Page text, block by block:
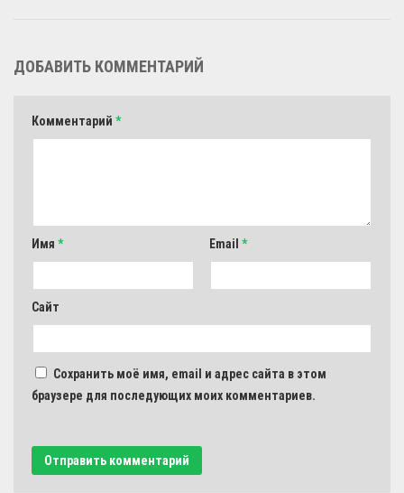
ДОБАВИТЬ КОММЕНТАРИЙ
Комментарий *
Имя * Email *
Сайт
Сохранить моё имя, email и адрес сайта в этом
браузере для последующих моих комментариев.